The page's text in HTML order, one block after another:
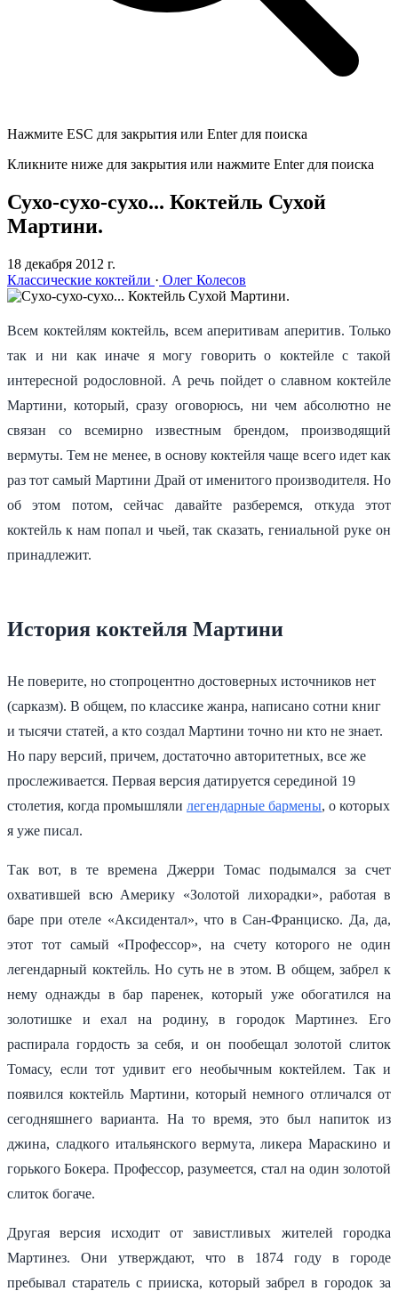
Нажмите ESC для закрытия или Enter для поиска
Кликните ниже для закрытия или нажмите Enter для поиска
Сухо-сухо-сухо... Коктейль Сухой
Мартини.
18 декабря 2012 г.
Классические коктейли · Олег Колесов
Всем коктейлям коктейль, всем аперитивам аперитив. Только
так и ни как иначе я могу говорить о коктейле с такой
интересной родословной. А речь пойдет о славном коктейле
Мартини, который, сразу оговорюсь, ни чем абсолютно не
связан со всемирно известным брендом, производящий
вермуты. Тем не менее, в основу коктейля чаще всего идет как
раз тот самый Мартини Драй от именитого производителя. Но
об этом потом, сейчас давайте разберемся, откуда этот
коктейль к нам попал и чьей, так сказать, гениальной руке он
принадлежит.
История коктейля Мартини
Не поверите, но стопроцентно достоверных источников нет
(сарказм). В общем, по классике жанра, написано сотни книг
и тысячи статей, а кто создал Мартини точно ни кто не знает.
Но пару версий, причем, достаточно авторитетных, все же
прослеживается. Первая версия датируется серединой 19
столетия, когда промышляли легендарные бармены, о которых
я уже писал.
Так вот, в те времена Джерри Томас подымался за счет
охватившей всю Америку «Золотой лихорадки», работая в
баре при отеле «Аксидентал», что в Сан-Франциско. Да, да,
этот тот самый «Профессор», на счету которого не один
легендарный коктейль. Но суть не в этом. В общем, забрел к
нему однажды в бар паренек, который уже обогатился на
золотишке и ехал на родину, в городок Мартинез. Его
распирала гордость за себя, и он пообещал золотой слиток
Томасу, если тот удивит его необычным коктейлем. Так и
появился коктейль Мартини, который немного отличался от
сегодняшнего варианта. На то время, это был напиток из
джина, сладкого итальянского вермута, ликера Мараскино и
горького Бокера. Профессор, разумеется, стал на один золотой
слиток богаче.
Другая версия исходит от завистливых жителей городка
Мартинез. Они утверждают, что в 1874 году в городе
пребывал старатель с прииска, который забрел в городок за